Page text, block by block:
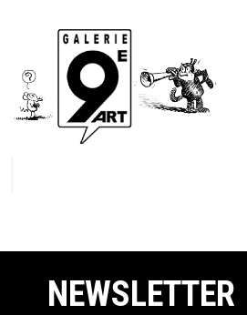
NEWSLETTER